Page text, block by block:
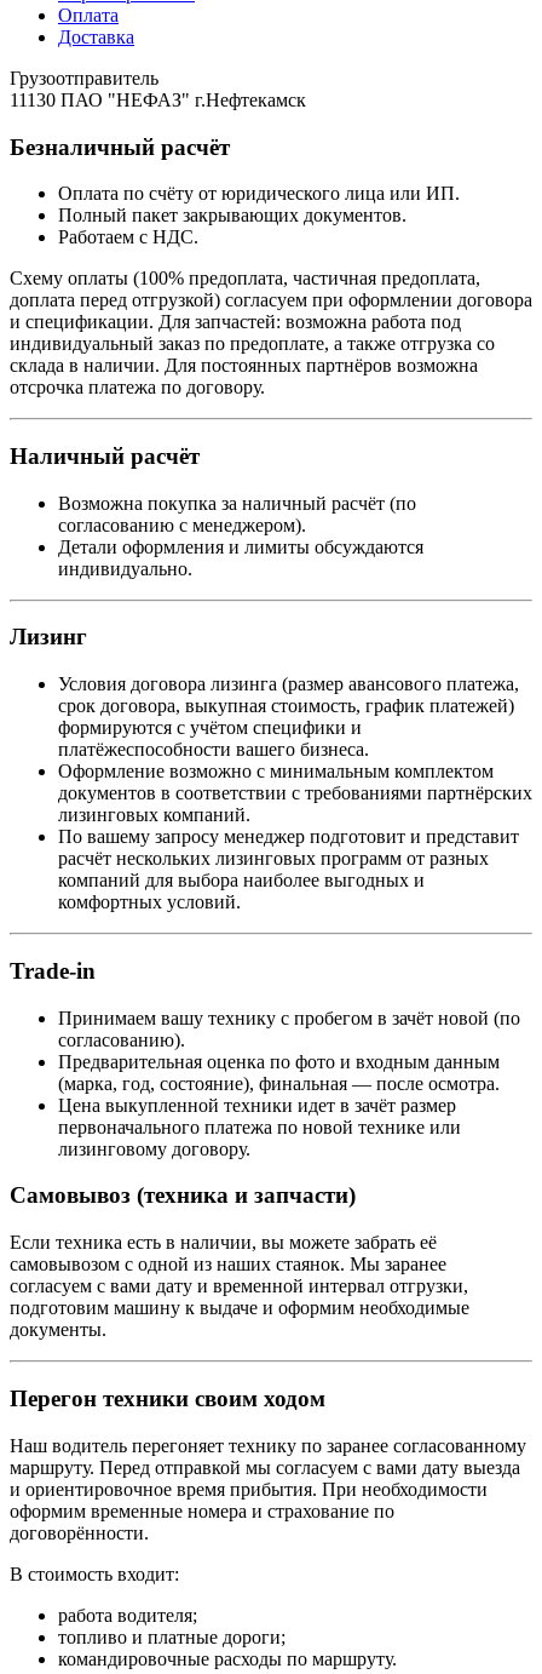
Оплата
Доставка
Грузоотправитель
11130 ПАО "НЕФАЗ" г.Нефтекамск
Безналичный расчёт
Оплата по счёту от юридического лица или ИП.
Полный пакет закрывающих документов.
Работаем с НДС.
Схему оплаты (100% предоплата, частичная предоплата,
доплата перед отгрузкой) согласуем при оформлении договора
и спецификации. Для запчастей: возможна работа под
индивидуальный заказ по предоплате, а также отгрузка со
склада в наличии. Для постоянных партнёров возможна
отсрочка платежа по договору.
Наличный расчёт
Возможна покупка за наличный расчёт (по
согласованию с менеджером).
Детали оформления и лимиты обсуждаются
индивидуально.
Лизинг
Условия договора лизинга (размер авансового платежа,
срок договора, выкупная стоимость, график платежей)
формируются с учётом специфики и
платёжеспособности вашего бизнеса.
Оформление возможно с минимальным комплектом
документов в соответствии с требованиями партнёрских
лизинговых компаний.
По вашему запросу менеджер подготовит и представит
расчёт нескольких лизинговых программ от разных
компаний для выбора наиболее выгодных и
комфортных условий.
Trade-in
Принимаем вашу технику с пробегом в зачёт новой (по
согласованию).
Предварительная оценка по фото и входным данным
(марка, год, состояние), финальная — после осмотра.
Цена выкупленной техники идет в зачёт размер
первоначального платежа по новой технике или
лизинговому договору.
Самовывоз (техника и запчасти)
Если техника есть в наличии, вы можете забрать её
самовывозом с одной из наших стаянок. Мы заранее
согласуем с вами дату и временной интервал отгрузки,
подготовим машину к выдаче и оформим необходимые
документы.
Перегон техники своим ходом
Наш водитель перегоняет технику по заранее согласованному
маршруту. Перед отправкой мы согласуем с вами дату выезда
и ориентировочное время прибытия. При необходимости
оформим временные номера и страхование по
договорённости.
В стоимость входит:
работа водителя;
топливо и платные дороги;
командировочные расходы по маршруту.